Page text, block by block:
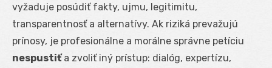
vyžaduje posúdiť fakty, ujmu, legitimitu,
transparentnosť a alternatívy. Ak riziká prevažujú
prínosy, je profesionálne a morálne správne petíciu
nespustiťa zvoliť iný prístup: dialóg, expertízu,